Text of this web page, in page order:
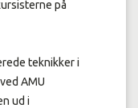
på
teknikker i
AMU
ud i